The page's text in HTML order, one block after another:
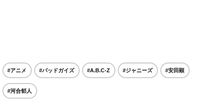
#アニメ #バッドガイズ #A.B.C-Z #ジャニーズ #安田顕
#河合郁人